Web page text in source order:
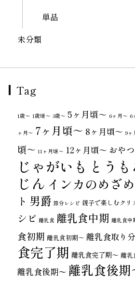
単品
未分類
Tag
1歳〜 1歳頃～ 3歳〜 5ヶ月頃～ 6ヶ月〜 6
ヶ月〜 7ヶ月頃～ 8ヶ月頃～ 9ヶ
頃～ 11ヶ月頃～ 12ヶ月頃～ おやつ
じゃがいも とう
じん インカのめざめ
ト 男爵 節分レシピ 親子で楽しむクリ
シピ 離乳食 離乳食中期 離乳食中
食初期 離乳食初期～ 離乳食取り
食完了期 離乳食完了期〜 離乳
離乳食後期〜 離乳食後期